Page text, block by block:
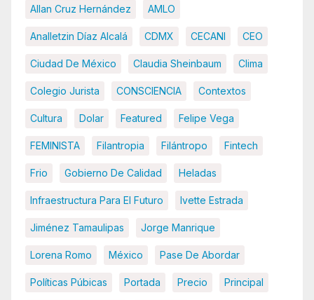
Allan Cruz Hernández AMLO
Analletzin Díaz Alcalá CDMX CECANI CEO
Ciudad De México Claudia Sheinbaum Clima
Colegio Jurista CONSCIENCIA Contextos
Cultura Dolar Featured Felipe Vega
FEMINISTA Filantropia Filántropo Fintech
Frio Gobierno De Calidad Heladas
Infraestructura Para El Futuro Ivette Estrada
Jiménez Tamaulipas Jorge Manrique
Lorena Romo México Pase De Abordar
Políticas Púbicas Portada Precio Principal